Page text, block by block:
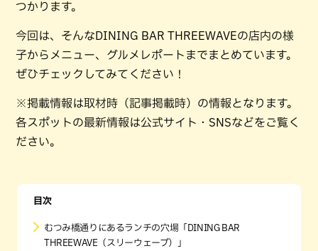
つかります。
今回は、そんなDINING BAR THREEWAVEの店内の様
子からメニュー、グルメレポートまでまとめています。
ぜひチェックしてみてください！
※掲載情報は取材時（記事掲載時）の情報となります。
各スポットの最新情報は公式サイト・SNSなどをご覧く
ださい。
目次
むつみ橋通りにあるランチの穴場「DINING BAR
THREEWAVE（スリーウェーブ）」